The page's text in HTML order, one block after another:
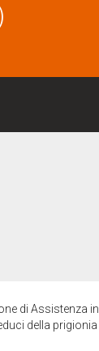
di Assistenza
della